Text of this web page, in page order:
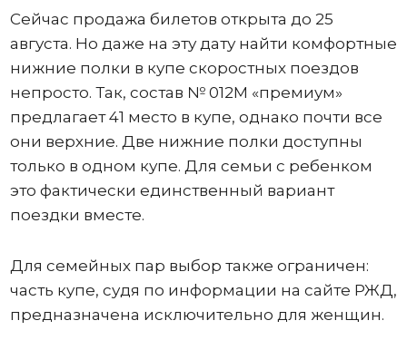
Сейчас продажа билетов открыта до 25
августа. Но даже на эту дату найти комфортные
нижние полки в купе скоростных поездов
непросто. Так, состав № 012М «премиум»
предлагает 41 место в купе, однако почти все
они верхние. Две нижние полки доступны
только в одном купе. Для семьи с ребенком
это фактически единственный вариант
поездки вместе.
Для семейных пар выбор также ограничен:
часть купе, судя по информации на сайте РЖД,
предназначена исключительно для женщин.